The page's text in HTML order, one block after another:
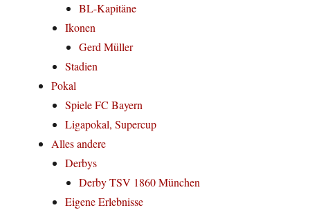
BL-Kapitäne
Ikonen
Gerd Müller
Stadien
Pokal
Spiele FC Bayern
Ligapokal, Supercup
Alles andere
Derbys
Derby TSV 1860 München
Eigene Erlebnisse